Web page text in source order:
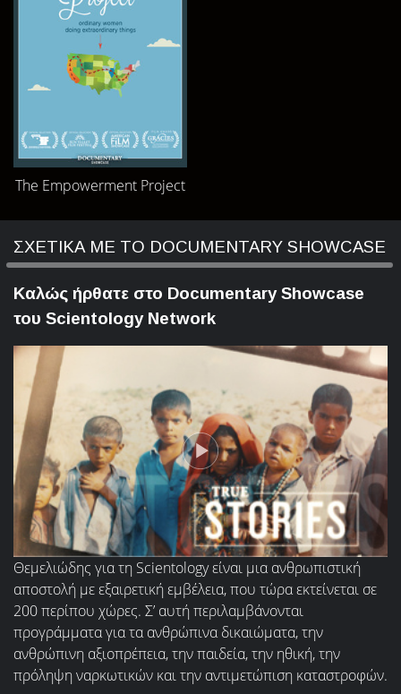
The Empowerment Project
ΣΧΕΤΙΚΑ ΜΕ ΤΟ DOCUMENTARY SHOWCASE
Καλώς ήρθατε στο Documentary Showcase
του Scientology Network
Θεμελιώδης για τη Scientology είναι μια ανθρωπιστική
αποστολή με εξαιρετική εμβέλεια, που τώρα εκτείνεται σε
200 περίπου χώρες. Σ’ αυτή περιλαμβάνονται
προγράμματα για τα ανθρώπινα δικαιώματα, την
ανθρώπινη αξιοπρέπεια, την παιδεία, την ηθική, την
πρόληψη ναρκωτικών και την αντιμετώπιση καταστροφών.